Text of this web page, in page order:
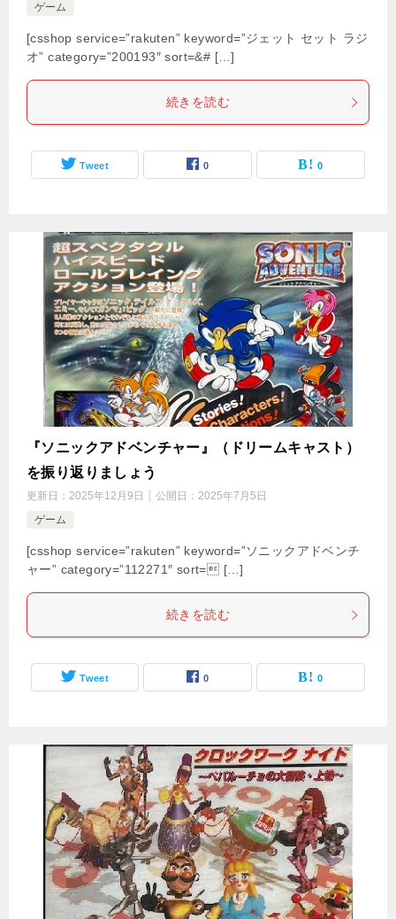
ゲーム
[csshop service=”rakuten” keyword=”ジェット セット ラジ
オ” category=”200193″ sort=&# […]
続きを読む
Tweet 0 0
『ソニックアドベンチャー』（ドリームキャスト）
を振り返りましょう
更新日： 2025年12月9日 公開日： 2025年7月5日
ゲーム
[csshop service=”rakuten” keyword=”ソニックアドベンチ
ャー” category=”112271″ sort= […]
続きを読む
Tweet 0 0